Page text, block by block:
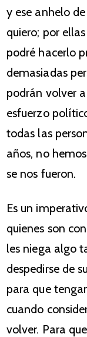
y ese anhelo
quiero; por
podré hacerlo
demasiadas
podrán volver
esfuerzo
todas las
años, no
se nos fueron.
Es un
quienes son
les niega algo
despedirse de
para que
cuando
volver. Para